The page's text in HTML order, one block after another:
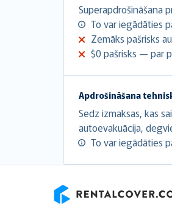
Superapdrošināšana
To var iegādāties
Zemāks pašrisks
$0 pašrisks — par
Apdrošināšana
Sedz izmaksas, kas
autoevakuācija,
To var iegādāties